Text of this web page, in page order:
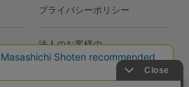
プライバシーポリシー
法人のお客様の
お問い合わせ